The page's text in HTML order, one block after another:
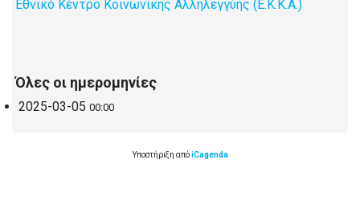
Εθνικό Κέντρο Κοινωνικής Αλληλεγγύης (Ε.Κ.Κ.Α.)
Όλες οι ημερομηνίες
2025-03-05 00:00
Υποστήριξη απόiCagenda